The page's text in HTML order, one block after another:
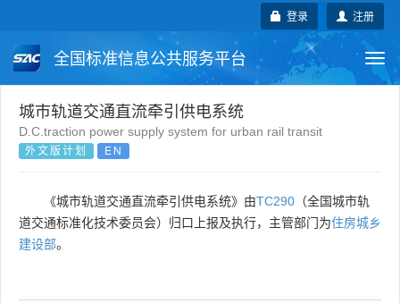
注册
登录
全国标准信息公共服务平台
国家标准 行业标准
团体标准
国外标准 技术委员会
城市轨道交通直流牵引供电系统
D.C.traction power supply system for urban rail transit
外文版计划 EN
《城市轨道交通直流牵引供电系统》由TC290 （全国城市轨
道交通标准化技术委员会）归口上报及执行，主管部门为住房城乡
建设部。